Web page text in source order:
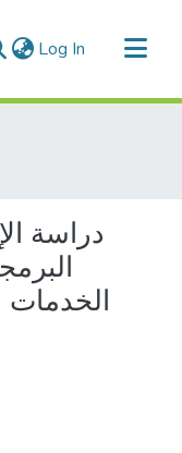
Log In (current)
دراسة
الخدمات